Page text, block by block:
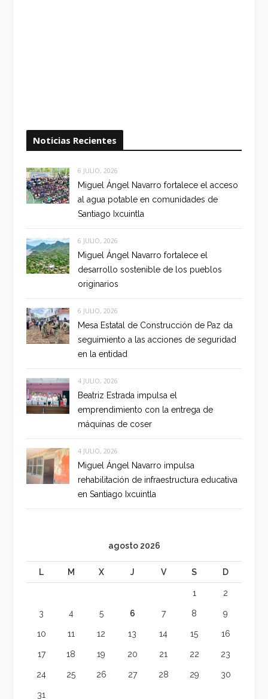
Noticias Recientes
6 JULIO, 2026
Miguel Ángel Navarro fortalece el acceso
al agua potable en comunidades de
Santiago Ixcuintla
6 JULIO, 2026
Miguel Ángel Navarro fortalece el
desarrollo sostenible de los pueblos
originarios
6 JULIO, 2026
Mesa Estatal de Construcción de Paz da
seguimiento a las acciones de seguridad
en la entidad
4 JULIO, 2026
Beatriz Estrada impulsa el
emprendimiento con la entrega de
máquinas de coser
4 JULIO, 2026
Miguel Ángel Navarro impulsa
rehabilitación de infraestructura educativa
en Santiago Ixcuintla
agosto 2026
L M X J V S D
1 2
3 4 5 6 7 8 9
10 11 12 13 14 15 16
17 18 19 20 21 22 23
24 25 26 27 28 29 30
31